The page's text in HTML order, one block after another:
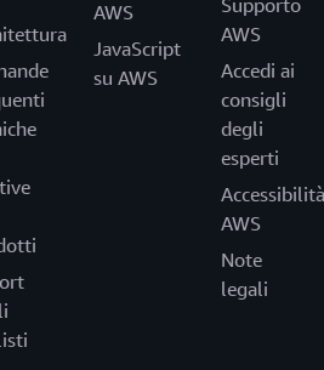
AWS
JavaScript
su AWS
Supporto
AWS
Accedi ai
consigli
degli
esperti
Accessibilità
AWS
Note
legali